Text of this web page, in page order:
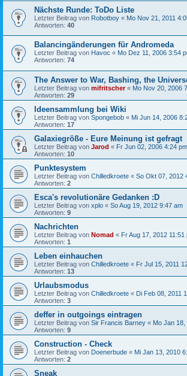
Nächste Runde: ToDo Liste
Letzter Beitrag von Robotboy « Mo Nov 21, 2011
Antworten: 40
Balancingänderungen für Andromeda
Letzter Beitrag von Havoc « Mo Dez 11, 2006 3:54
Antworten: 74
The Answer to War, Bashing, the
Letzter Beitrag von mifritscher« Mo Nov 20, 2006
Antworten: 29
Ideensammlung bei Wiki
Letzter Beitrag von Spongebob « Mi Jun 14, 2006
Antworten: 17
Galaxiegröße - Eure Meinung ist gefragt
Letzter Beitrag von Jarod « Fr Jun 02, 2006 4:24 pm
Antworten: 10
Punktesystem
Letzter Beitrag von Chilledkroete « So Okt 07, 2012
Antworten: 2
Esca's revolutionäre Gedanken :D
Letzter Beitrag von xplo « So Aug 19, 2012 9:47 am
Antworten: 9
Nachrichten
Letzter Beitrag von Nomad « Fr Aug 17, 2012 11:51
Antworten: 1
Leben einhauchen
Letzter Beitrag von Chilledkroete « Fr Jul 15, 2011
Antworten: 13
Urlaubsmodus
Letzter Beitrag von Chilledkroete « Di Feb 08, 2011
Antworten: 3
deffer in outgoings eintragen
Letzter Beitrag von Sir Francis Barney « Mo Jan 18,
Antworten: 9
Construction - Check
Letzter Beitrag von Doenerbude « Mi Jan 13, 2010
Antworten: 2
Sneak